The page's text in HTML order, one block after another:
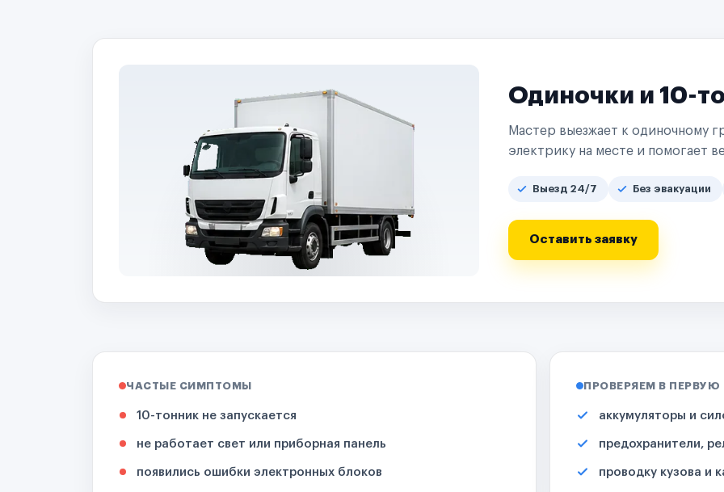
Одиночки и 10-
Мастер выезжает к одиночному
электрику на месте и помогает
Выезд 24/7 Без эвакуации
Оставить заявку
ЧАСТЫЕ СИМПТОМЫ
10-тонник не запускается
не работает свет или приборная панель
появились ошибки электронных блоков
ПРОВЕРЯЕМ В ПЕРВУЮ
аккумуляторы и
предохранители,
проводку кузова и